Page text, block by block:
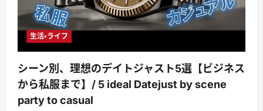
生活・ライフ
シーン別、理想のデイトジャスト5選【ビジネス
から私服まで】/ 5 ideal Datejust by scene
party to casual